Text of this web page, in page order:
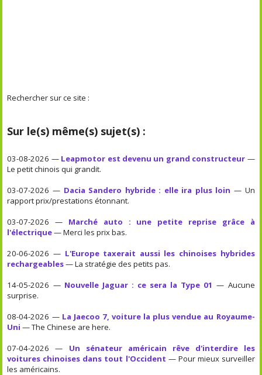
Rechercher sur ce site :
Sur le(s) même(s) sujet(s) :
03-08-2026 — Leapmotor est devenu un grand constructeur —
Le petit chinois qui grandit.
03-07-2026 — Dacia Sandero hybride : elle ira plus loin — Un
rapport prix/prestations étonnant.
03-07-2026 — Marché auto : une petite reprise grâce à
l'électrique— Merci les prix bas.
20-06-2026 — L'Europe taxerait aussi les chinoises hybrides
rechargeables— La stratégie des petits pas.
14-05-2026 — Nouvelle Jaguar : ce sera la Type 01 — Aucune
surprise.
08-04-2026 — La Jaecoo 7, voiture la plus vendue au Royaume-
Uni — The Chinese are here.
07-04-2026 — Un sénateur américain rêve d'interdire les
voitures chinoises dans tout l'Occident — Pour mieux surveiller
les américains.